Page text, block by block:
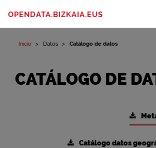
OPENDATA.BIZKAIA.EUS
Inicio Datos Catálogo de datos
CATÁLOGO DE
Catálogo datos